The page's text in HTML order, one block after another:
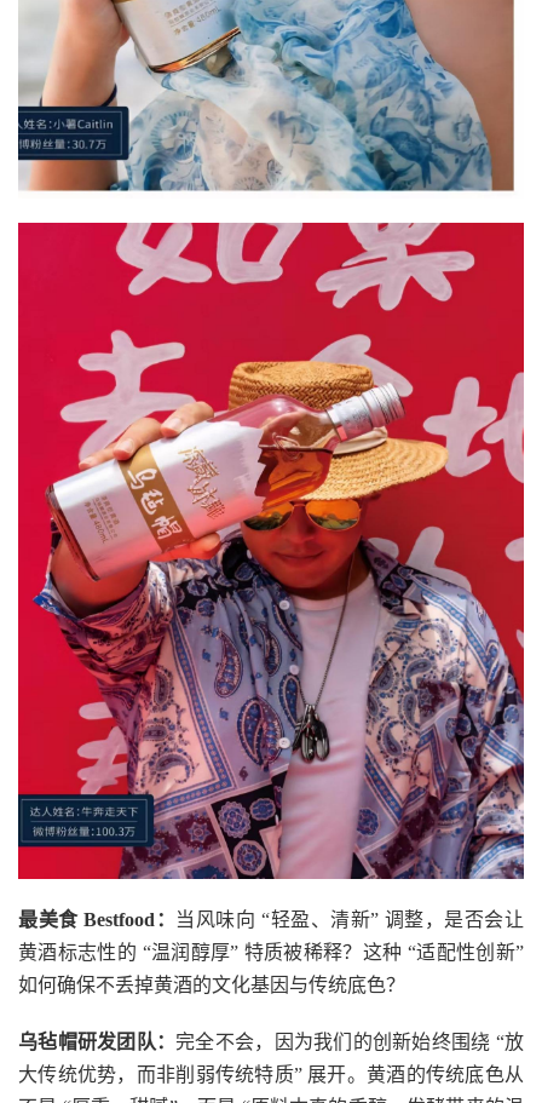
最美食 Bestfood：
当风味向 “轻盈、清新” 调整，是否会让
黄酒标志性的 “温润醇厚” 特质被稀释？这种 “适配性创新”
如何确保不丢掉黄酒的文化基因与传统底色？
乌毡帽研发团队： 完全不会，因为我们的创新始终围绕 “放
大传统优势，而非削弱传统特质” 展开。黄酒的传统底色从